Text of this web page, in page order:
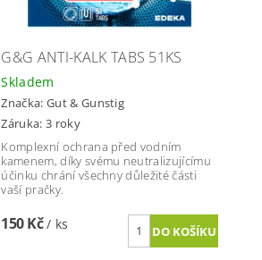
G&G ANTI-KALK TABS 51KS
Skladem
Značka: Gut & Gunstig
Záruka: 3 roky
Komplexní ochrana před vodním
kamenem, díky svému neutralizujícímu
účinku chrání všechny důležité části
vaší pračky.
150 Kč/ ks